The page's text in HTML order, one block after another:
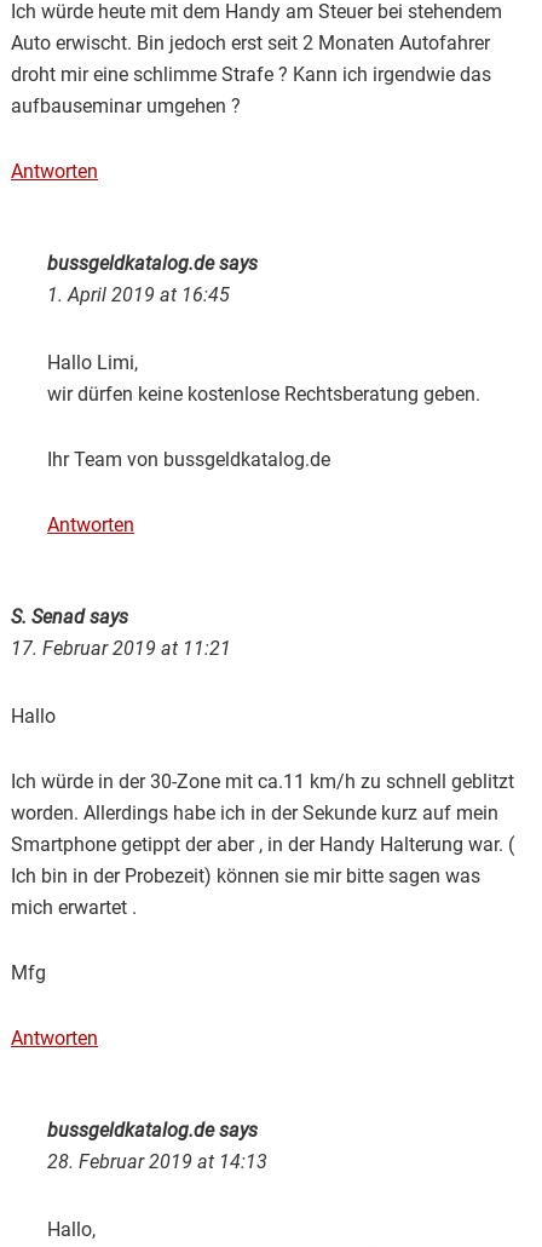
Ich würde heute mit dem Handy am Steuer bei stehendem
Auto erwischt. Bin jedoch erst seit 2 Monaten Autofahrer
droht mir eine schlimme Strafe ? Kann ich irgendwie das
aufbauseminar umgehen ?
Antworten
bussgeldkatalog.desays
1. April 2019 at 16:45
Hallo Limi,
wir dürfen keine kostenlose Rechtsberatung geben.
Ihr Team von bussgeldkatalog.de
Antworten
S. Senadsays
17. Februar 2019 at 11:21
Hallo
Ich würde in der 30-Zone mit ca.11 km/h zu schnell geblitzt
worden. Allerdings habe ich in der Sekunde kurz auf mein
Smartphone getippt der aber , in der Handy Halterung war. (
Ich bin in der Probezeit) können sie mir bitte sagen was
mich erwartet .
Mfg
Antworten
bussgeldkatalog.desays
28. Februar 2019 at 14:13
Hallo,